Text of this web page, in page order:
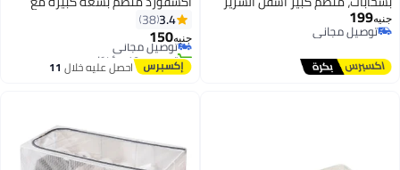
والفراش والبطانيات
مع نافذة شفافة، حاوية
199
توصيل مجاني
توصيل مجاني
مقبض معزز وسحاب قوي ونافذة
عبوات 84 لتر أزرق هومان
3.4
38
جنيه150
توصيل مجاني
تم بيع +10 مؤخرًا
توصيل مجانياحصل عليه خلال11
اغسطس